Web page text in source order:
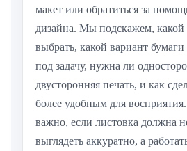
макет или обратиться за
дизайна. Мы подскажем, какой
выбрать, какой вариант
под задачу, нужна ли
двусторонняя печать, и как
более удобным для
важно, если листовка должна
выглядеть аккуратно, а